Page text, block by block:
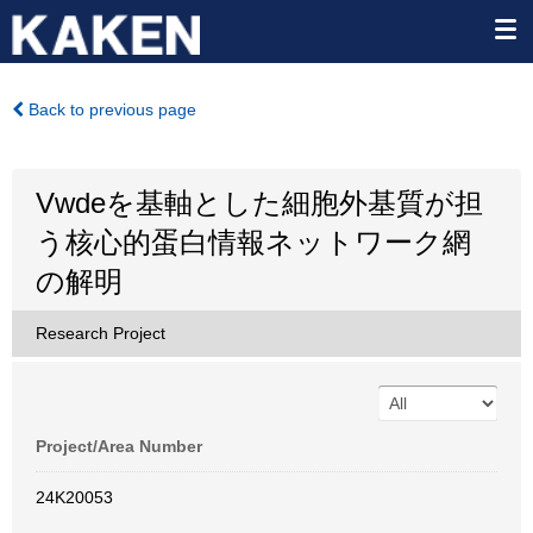
Back to previous page
Vwdeを基軸とした細胞外基質が担
う核心的蛋白情報ネットワーク網
の解明
Research Project
Project/Area Number
24K20053